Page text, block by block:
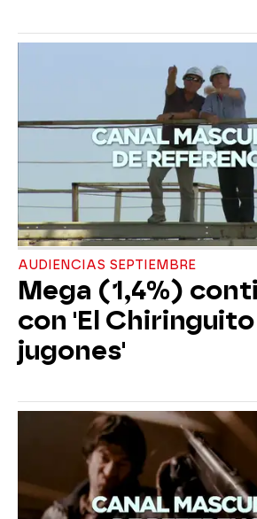
AUDIENCIAS SEPTIEMBRE
Mega (1,4%)
con 'El
jugones'